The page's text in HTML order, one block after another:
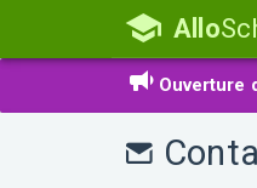
Allo
Ouverture